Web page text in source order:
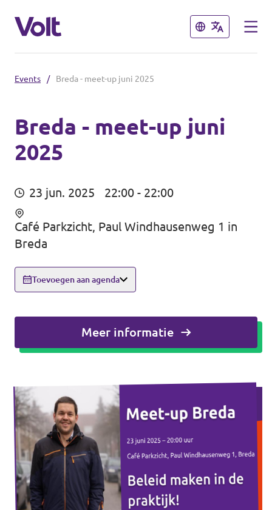
Sluiten
Brabantse politiek
Fractie Provincale Staten
Fractie Eindhoven
Gemeenten
Breda
Eindhoven
... alle gemeentes
Sluiten
Standpunten
Mensen
Agenda
Contact
Vacatures
Events / Breda - meet-up juni 2025
Breda - meet-up juni
2025
23 jun. 2025 22:00 - 22:00
Café Parkzicht, Paul Windhausenweg 1 in
Breda
Toevoegen aan agenda
Meer informatie